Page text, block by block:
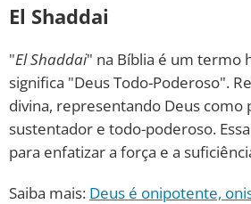
El Shaddai
"El Shaddai" na Bíblia é um termo
significa "Deus Todo-Poderoso".
divina, representando Deus como
sustentador e todo-poderoso.
para enfatizar a força e a
Saiba mais: Deus é onipotente,